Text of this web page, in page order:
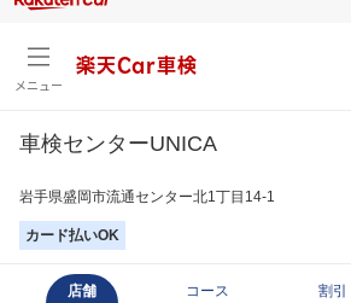
メニュー
楽天Car車検
車検センターUNICA
岩手県盛岡市流通センター北1丁目14-1
カード払いOK
店舗
コース
割引